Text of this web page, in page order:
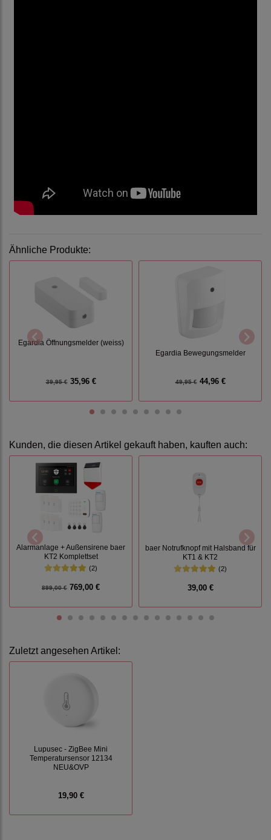
Ähnliche Produkte:
Egardia Öffnungsmelder (weiss)
39,95 €35,96 €
Egardia Bewegungsmelder
49,95 €44,96 €
Kunden, die diesen Artikel gekauft haben, kauften auch:
Alarmanlage + Außensirene baer
KT2 Komplettset
(2)
899,00 € 769,00 €
baer Notrufknopf mit Halsband für
KT1 & KT2
(2)
39,00 €
Zuletzt angesehen Artikel:
Lupusec - ZigBee Mini
Temperatursensor 12134
NEU&OVP
19,90 €